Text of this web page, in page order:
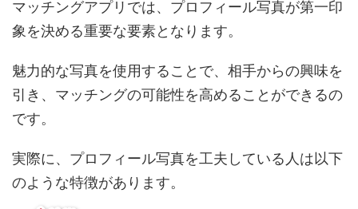
マッチングアプリでは、プロフィール写真が第一印
象を決める重要な要素となります。
魅力的な写真を使用することで、相手からの興味を
引き、マッチングの可能性を高めることができるの
です。
実際に、プロフィール写真を工夫している人は以下
のような特徴があります。